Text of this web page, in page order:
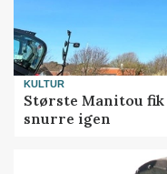
KULTUR
Største Manitou
snurre igen